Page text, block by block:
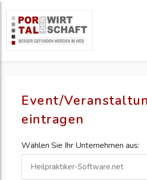
Event/
eintragen
Wählen Sie Ihr Unternehmen aus: